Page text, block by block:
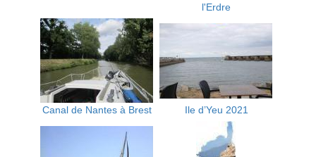
l'Erdre
Canal de Nantes à Brest Ile d’Yeu 2021